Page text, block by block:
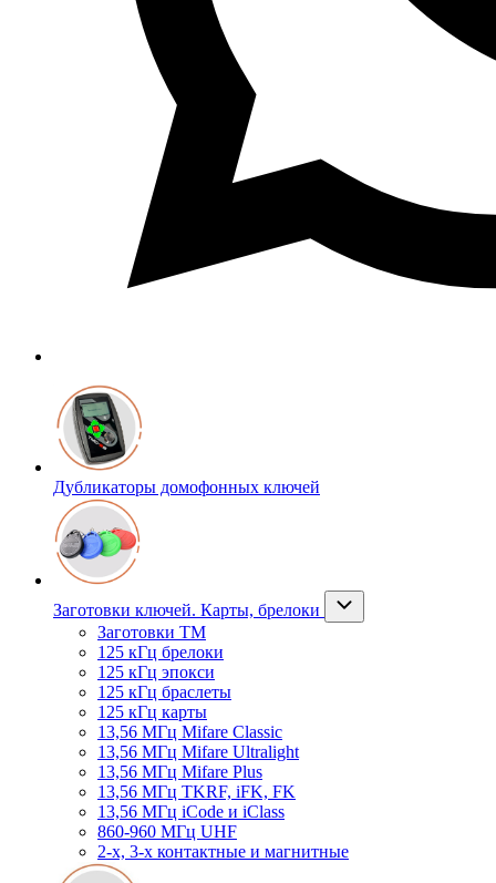
Дубликаторы домофонных ключей
Заготовки ключей. Карты, брелоки
Заготовки ТМ
125 кГц брелоки
125 кГц эпокси
125 кГц браслеты
125 кГц карты
13,56 МГц Mifare Classic
13,56 МГц Mifare Ultralight
13,56 МГц Mifare Plus
13,56 МГц TKRF, iFK, FK
13,56 МГц iCode и iClass
860-960 МГц UHF
2-х, 3-х контактные и магнитные